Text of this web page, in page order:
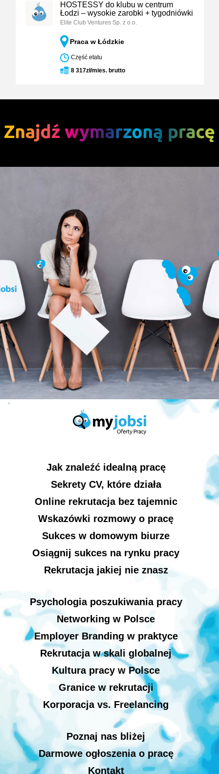
HOSTESSY do klubu w centrum
Łodzi – wysokie zarobki + tygodniówki
Elite Club Ventures Sp. z o.o.
Praca w Łódzkie
Część etatu
8 317zł/mies. brutto
Jak znaleźć idealną pracę
Sekrety CV, które działa
Online rekrutacja bez tajemnic
Wskazówki rozmowy o pracę
Sukces w domowym biurze
Osiągnij sukces na rynku pracy
Rekrutacja jakiej nie znasz
Psychologia poszukiwania pracy
Networking w Polsce
Employer Branding w praktyce
Rekrutacja w skali globalnej
Kultura pracy w Polsce
Granice w rekrutacji
Korporacja vs. Freelancing
Poznaj nas bliżej
Darmowe ogłoszenia o pracę
Kontakt